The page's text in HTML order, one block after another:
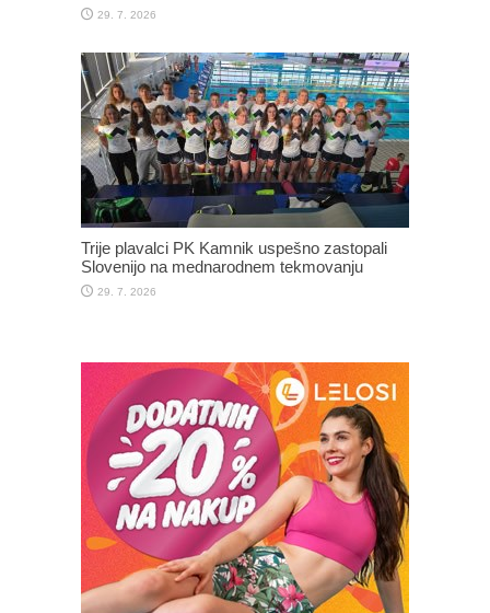
29. 7. 2026
Trije plavalci PK Kamnik uspešno zastopali
Slovenijo na mednarodnem tekmovanju
29. 7. 2026